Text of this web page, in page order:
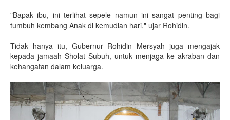
"Bapak ibu, ini terlihat sepele namun ini sangat penting bagi
tumbuh kembang Anak di kemudian hari," ujar Rohidin.
Tidak hanya itu, Gubernur Rohidin Mersyah juga mengajak
kepada jamaah Sholat Subuh, untuk menjaga ke akraban dan
kehangatan dalam keluarga.